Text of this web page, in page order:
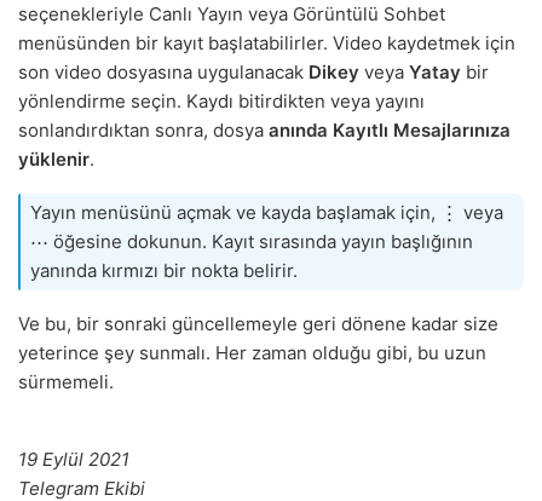
seçenekleriyle Canlı Yayın veya Görüntülü Sohbet
menüsünden bir kayıt başlatabilirler. Video kaydetmek için
son video dosyasına uygulanacak Dikey veya Yatay bir
yönlendirme seçin. Kaydı bitirdikten veya yayını
sonlandırdıktan sonra, dosya anında Kayıtlı Mesajlarınıza
yüklenir.
Yayın menüsünü açmak ve kayda başlamak için, ⋮ veya
⋯ öğesine dokunun. Kayıt sırasında yayın başlığının
yanında kırmızı bir nokta belirir.
Ve bu, bir sonraki güncellemeyle geri dönene kadar size
yeterince şey sunmalı. Her zaman olduğu gibi, bu uzun
sürmemeli.
19 Eylül 2021
Telegram Ekibi